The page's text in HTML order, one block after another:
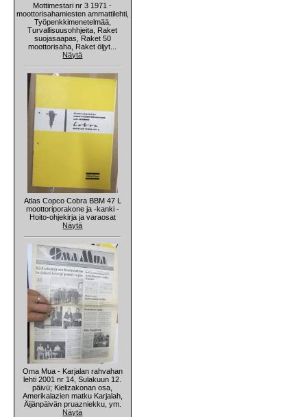
Mottimestari nr 3 1971 -
moottorisahamiesten ammattilehti,
Työpenkkimenetelmää,
Turvallisuusohhjeita, Raket
suojasaapas, Raket 50
moottorisaha, Raket öljyt...
Näytä
Atlas Copco Cobra BBM 47 L
moottoriporakone ja -kanki -
Hoito-ohjekirja ja varaosat
Näytä
Oma Mua - Karjalan rahvahan
lehti 2001 nr 14, Sulakuun 12.
päivü; Kielizakonan osa,
Amerikalazien matku Karjalah,
Äijänpäivän pruazniekku, ym.
Näytä